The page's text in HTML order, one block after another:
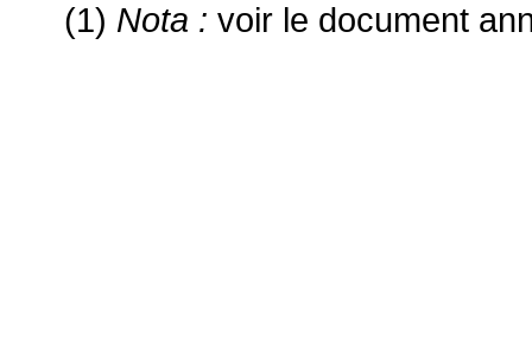
(1) Nota : voir le document